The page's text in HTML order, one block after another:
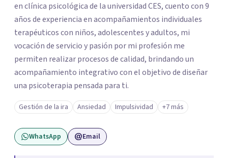
en clínica psicológica de la universidad CES, cuento con 9
años de experiencia en acompañamientos individuales
terapéuticos con niños, adolescentes y adultos, mi
vocación de servicio y pasión por mi profesión me
permiten realizar procesos de calidad, brindando un
acompañamiento integrativo con el objetivo de diseñar
una psicoterapia pensada para ti.
Gestión de la ira Ansiedad Impulsividad +7 más
WhatsApp Email